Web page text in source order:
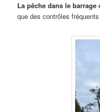
La pêche dans le
que des contrôles